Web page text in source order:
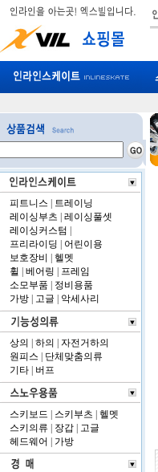
피트니스
트레이닝
레이싱부츠
레이싱풀셋
레이싱커스텀
프리라이딩
어린이용
보호장비
헬멧
휠
베어링
프레임
소모부품
정비용품
가방| 고글 악세사리
상의 하의
자전거하의
원피스
단체맞춤의류
기타| 버프
스키보드 스키부츠
헬멧
스키의류
장갑|
고글
헤드웨어
가방